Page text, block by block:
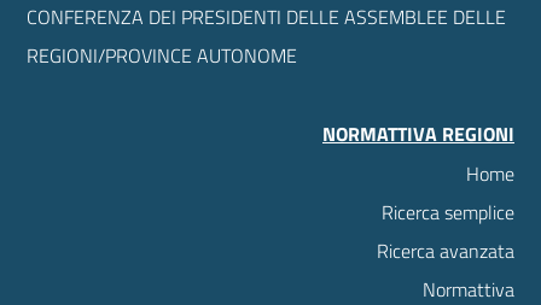
CONFERENZA DEI PRESIDENTI DELLE ASSEMBLEE DELLE
REGIONI/PROVINCE AUTONOME
NORMATTIVA REGIONI
Home
Ricerca semplice
Ricerca avanzata
Normattiva